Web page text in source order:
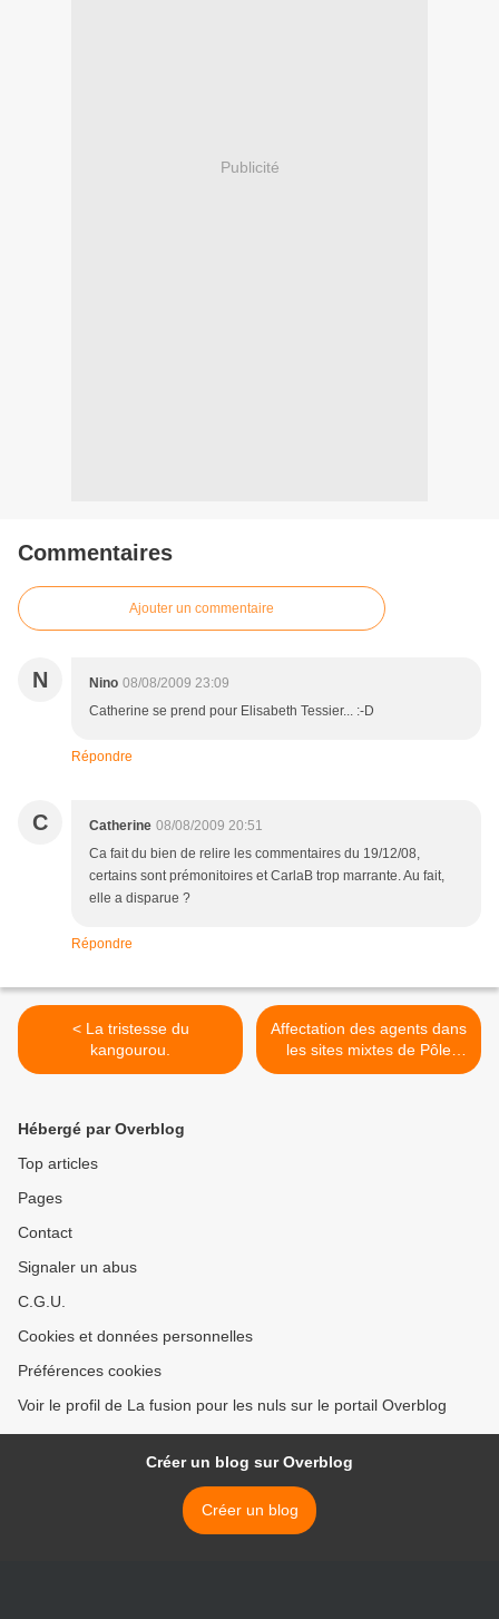
Publicité
Commentaires
Ajouter un commentaire
N Nino 08/08/2009 23:09
Catherine se prend pour Elisabeth Tessier... :-D
Répondre
C Catherine 08/08/2009 20:51
Ca fait du bien de relire les commentaires du 19/12/08,
certains sont prémonitoires et CarlaB trop marrante. Au fait,
elle a disparue ?
Répondre
< La tristesse du
kangourou.
Affectation des agents dans
les sites mixtes de Pôle
emploi. >
Hébergé par Overblog
Top articles
Pages
Contact
Signaler un abus
C.G.U.
Cookies et données personnelles
Préférences cookies
Voir le profil de La fusion pour les nuls sur le portail Overblog
Créer un blog sur Overblog
Créer un blog